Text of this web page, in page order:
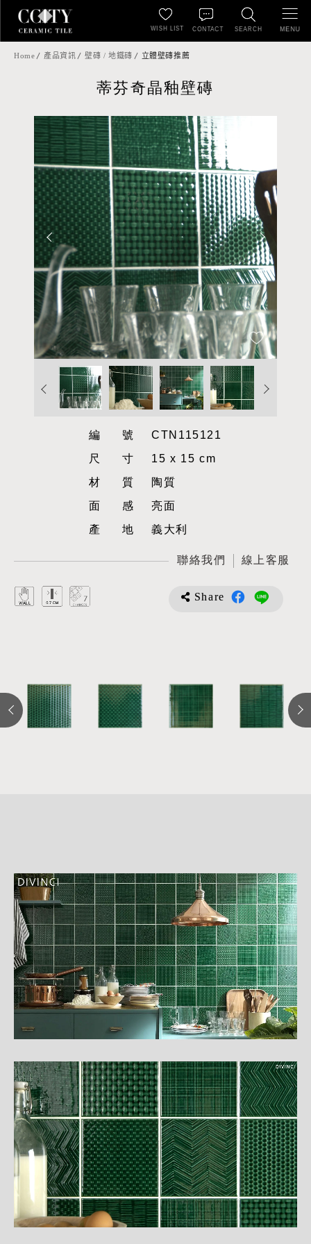
SEARCH
WISH LIST CONTACT MENU
Home 產品資訊 壁磚 / 地鐵磚 立體壁磚推薦
蒂芬奇晶釉壁磚
編號CTN115121
尺寸15 x 15 cm
材質陶質
面感亮面
產地義大利
聯絡我們 線上客服
Share
介
紹